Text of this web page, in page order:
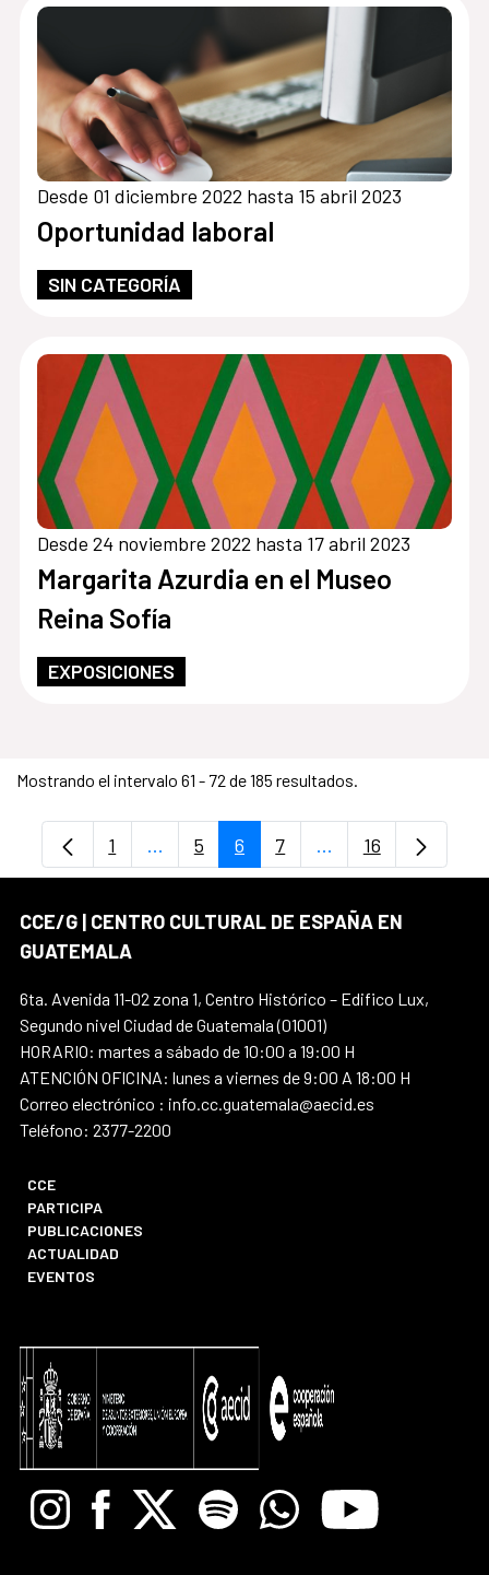
Desde 01 diciembre 2022 hasta 15 abril 2023
Oportunidad laboral
SIN CATEGORÍA
Desde 24 noviembre 2022 hasta 17 abril 2023
Margarita Azurdia en el Museo
Reina Sofía
EXPOSICIONES
Mostrando el intervalo 61 - 72 de 185 resultados.
Página
1 ...Páginas intermedias Use TAB para
Página
5 Página
6 Página
7 ...PáginasPágina
16
CCE/G | CENTRO CULTURAL DE ESPAÑA EN
GUATEMALA
6ta. Avenida 11-02 zona 1, Centro Histórico – Edifico Lux,
Segundo nivel Ciudad de Guatemala (01001)
HORARIO: martes a sábado de 10:00 a 19:00 H
ATENCIÓN OFICINA: lunes a viernes de 9:00 A 18:00 H
Correo electrónico : info.cc.guatemala@aecid.es
Teléfono: 2377-2200
CCE
PARTICIPA
PUBLICACIONES
ACTUALIDAD
EVENTOS
InstagramFacebook
X Spotify WhatsappYoutube